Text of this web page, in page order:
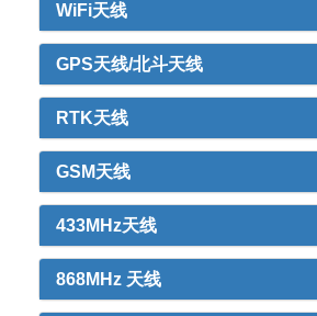
WiFi天线
GPS天线/北斗天线
RTK天线
GSM天线
433MHz天线
868MHz 天线